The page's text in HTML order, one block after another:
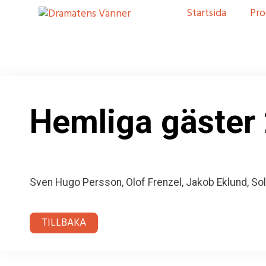
Startsida
Hemliga gäster
Sven Hugo Persson, Olof Frenzel, Jakob Eklund,
TILLBAKA